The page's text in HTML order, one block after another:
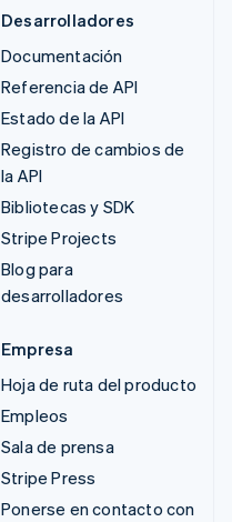
Desarrolladores
Documentación
Referencia de API
Estado de la API
Registro de cambios de
la API
Bibliotecas y SDK
Stripe Projects
Blog para
desarrolladores
Empresa
Hoja de ruta del producto
Empleos
Sala de prensa
Stripe Press
Ponerse en contacto con